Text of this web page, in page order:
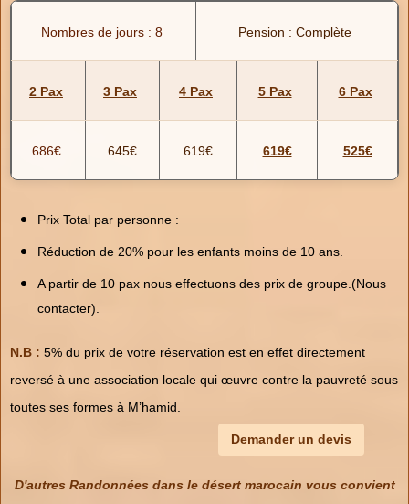
Nombres de jours : 8 Pension : Complète
2 Pax 3 Pax 4 Pax 5 Pax 6 Pax
686€ 645€ 619€ 619€ 525€
Prix Total par personne :
Réduction de 20% pour les enfants moins de 10 ans.
A partir de 10 pax nous effectuons des prix de groupe.(Nous
contacter).
N.B : 5% du prix de votre réservation est en effet directement
reversé à une association locale qui œuvre contre la pauvreté sous
toutes ses formes à M’hamid.
Demander un devis
D'autres Randonnées dans le désert marocain vous convient